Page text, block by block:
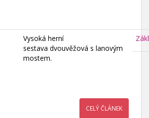
Vysoká herní
sestava dvouvěžová s lanovým
mostem.
CELÝ ČLÁNEK